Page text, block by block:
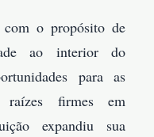
o propósito de
ao interior do
para as
raízes firmes em
expandiu sua